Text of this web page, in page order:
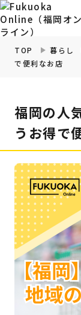
福岡
福岡
福岡の
福岡
福岡
福岡
TOP 暮らし
で便利なお店
福岡の人
うお得で